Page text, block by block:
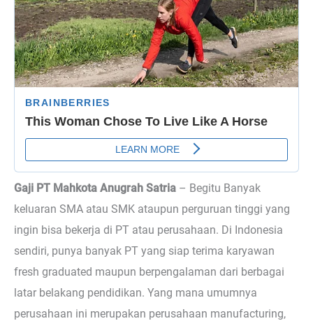
Gaji PT Mahkota Anugrah Satria – Begitu Banyak
keluaran SMA atau SMK ataupun perguruan tinggi yang
ingin bisa bekerja di PT atau perusahaan. Di Indonesia
sendiri, punya banyak PT yang siap terima karyawan
fresh graduated maupun berpengalaman dari berbagai
latar belakang pendidikan. Yang mana umumnya
perusahaan ini merupakan perusahaan manufacturing,